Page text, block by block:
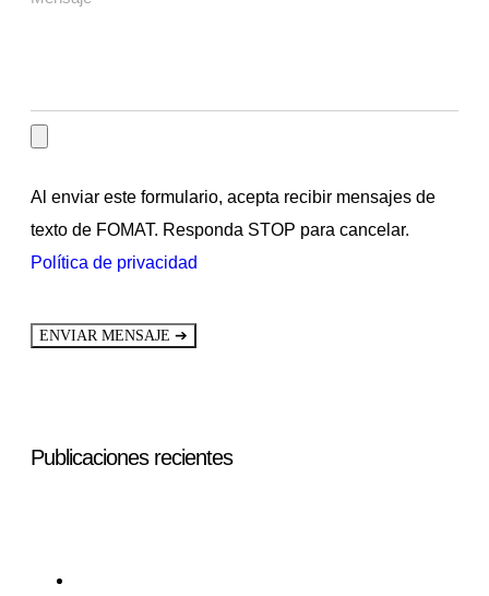
Al enviar este formulario, acepta recibir mensajes de
texto de FOMAT. Responda STOP para cancelar.
Política de privacidad
ENVIAR MENSAJE ➔
Publicaciones recientes